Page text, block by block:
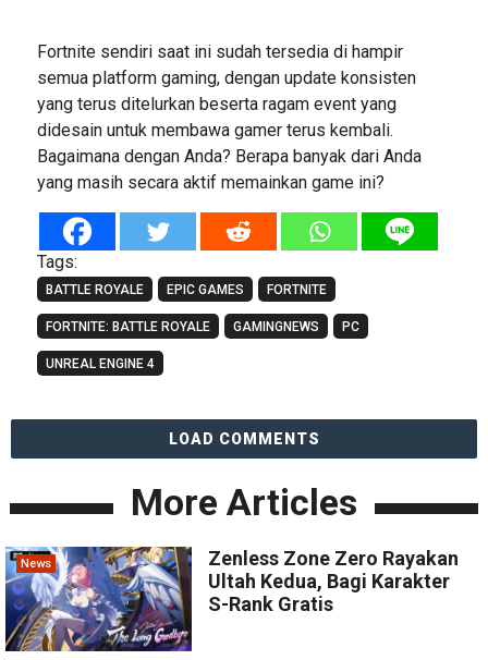
Fortnite sendiri saat ini sudah tersedia di hampir
semua platform gaming, dengan update konsisten
yang terus ditelurkan beserta ragam event yang
didesain untuk membawa gamer terus kembali.
Bagaimana dengan Anda? Berapa banyak dari Anda
yang masih secara aktif memainkan game ini?
Tags:
BATTLE ROYALE EPIC GAMES FORTNITE
FORTNITE: BATTLE ROYALE GAMINGNEWS PC
UNREAL ENGINE 4
LOAD COMMENTS
More Articles
News
Zenless Zone Zero Rayakan
Ultah Kedua, Bagi Karakter
S-Rank Gratis